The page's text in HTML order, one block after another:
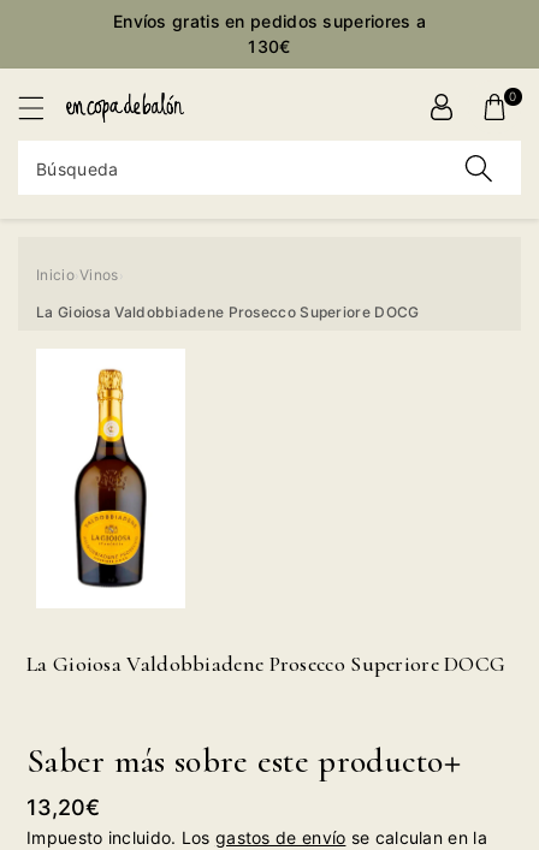
Envíos gratis en pedidos superiores a
130€
Búsqueda
0
Inicio›Vinos
La Gioiosa Valdobbiadene Prosecco Superiore DOCG
producto
La Gioiosa Valdobbiadene Prosecco Superiore DOCG
Saber más sobre este producto
Precio
habitual
13,20€
Impuesto incluido. Los gastos de envío se calculan en la